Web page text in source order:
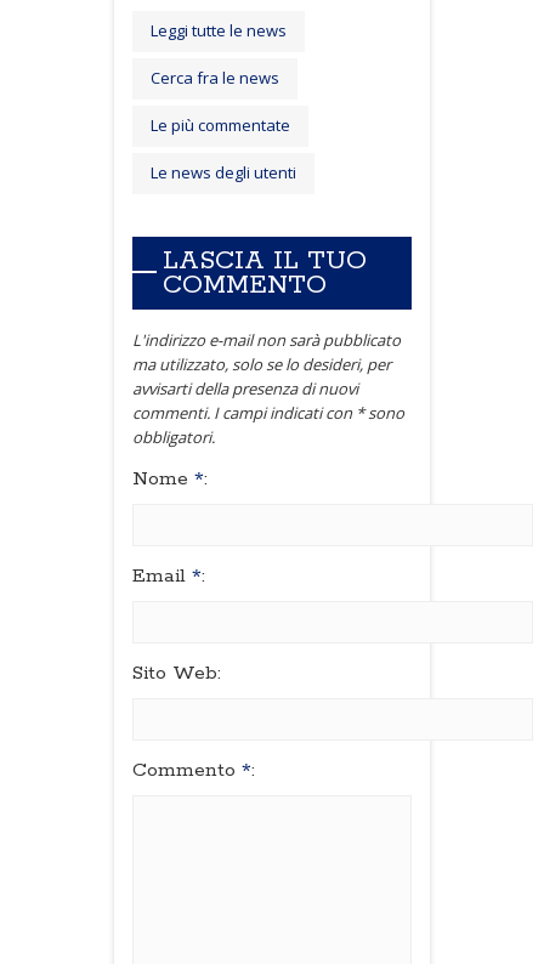
Leggi tutte le news
Cerca fra le news
Le più commentate
Le news degli utenti
LASCIA IL TUO
COMMENTO
L'indirizzo e-mail non sarà pubblicato
ma utilizzato, solo se lo desideri, per
avvisarti della presenza di nuovi
commenti. I campi indicati con * sono
obbligatori.
Nome *:
Email *:
Sito Web:
Commento *: